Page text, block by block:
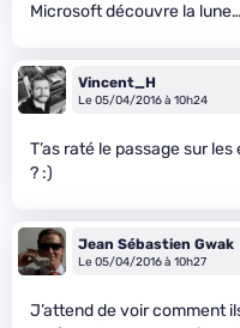
Microsoft découvre la
Vincent_H
Le 05/04/2016 à 10h24
T’as raté le passage sur
? :)
Jean Sébastien Gwak
Le 05/04/2016 à 10h27
J’attend de voir comment